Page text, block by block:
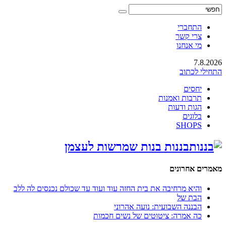
התחברי
צרי קשר
מי אנחנו
7.8.2026
התחילי לכתוב
יחסים
תרבות ואמנות
הגות ודעות
בלוגים
SHOPS
בננות בנות שמרשות לעצמן
מאמרים אחרונים
והיא מרחיבה את בית החזה עוד ועוד עד שכולם נכנסים לה ללב
הבת של
הבננה השבועית: נועה אהרוני
כה אמרה: ציטוטים של נשים חכמות